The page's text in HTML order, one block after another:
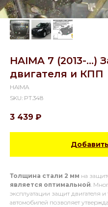
HAIMA 7 (2013-...)
двигателя и КПП
HAIMA
SKU: PT.348
3 439 ₽
Толщина стали 2 мм на
является оптимальной.
эксплуатации защит двигателя
автомобилей позволяет